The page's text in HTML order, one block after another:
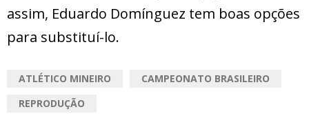
assim, Eduardo Domínguez tem boas opções
para substituí-lo.
ATLÉTICO MINEIRO
CAMPEONATO BRASILEIRO
REPRODUÇÃO